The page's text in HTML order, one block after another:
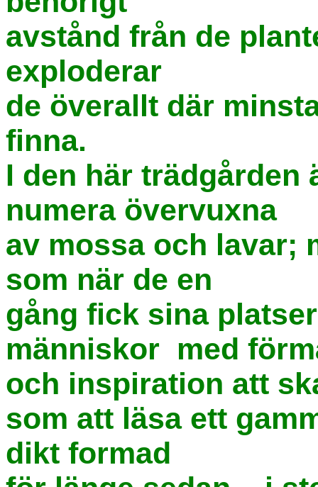
avstånd från de
exploderar
de överallt där
finna.
I den här trädgården
numera övervuxna
av mossa och lavar;
som när de en
gång fick sina
människor med
och inspiration att
som att läsa ett
dikt formad